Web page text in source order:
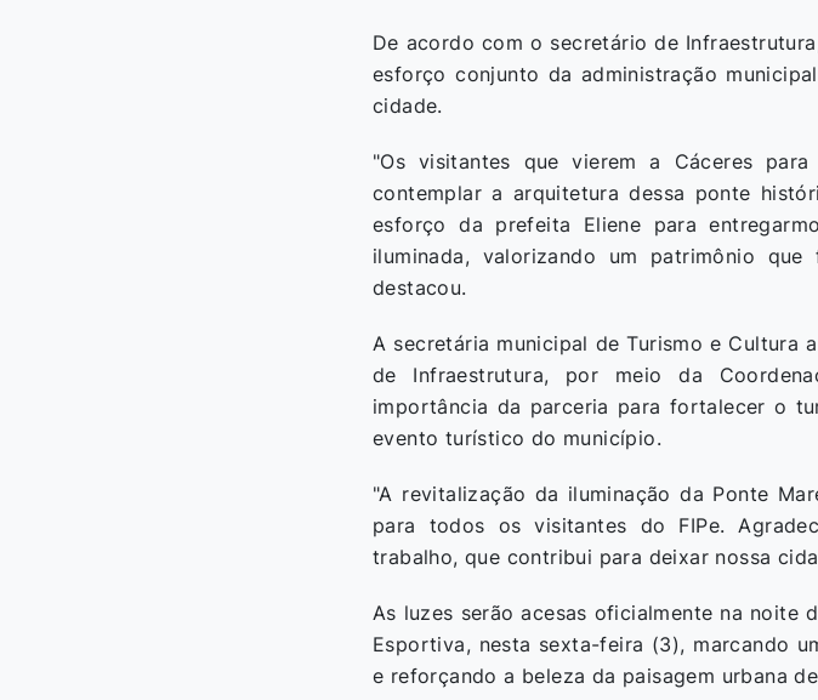
De acordo com o secretário de
esforço conjunto da administração
cidade.
"Os visitantes que vierem a Cáceres
contemplar a arquitetura dessa ponte
esforço da prefeita Eliene para
iluminada, valorizando um patrimônio
destacou.
A secretária municipal de Turismo e Cultura
de Infraestrutura, por meio da
importância da parceria para fortalecer o
evento turístico do município.
"A revitalização da iluminação da Ponte
para todos os visitantes do FIPe.
trabalho, que contribui para deixar nossa
As luzes serão acesas oficialmente na noite
Esportiva, nesta sexta-feira (3), marcando
e reforçando a beleza da paisagem urbana